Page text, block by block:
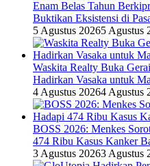
Enam Belas Tahun
Buktikan Eksistensi di
5 Agustus 20265 Agustus
Waskita Realty Buka
Hadirkan Vasaka untuk
4 Agustus 20264 Agustus
BOSS 2026: Menkes
474 Ribu Kasus Kanker
3 Agustus 20263 Agustus